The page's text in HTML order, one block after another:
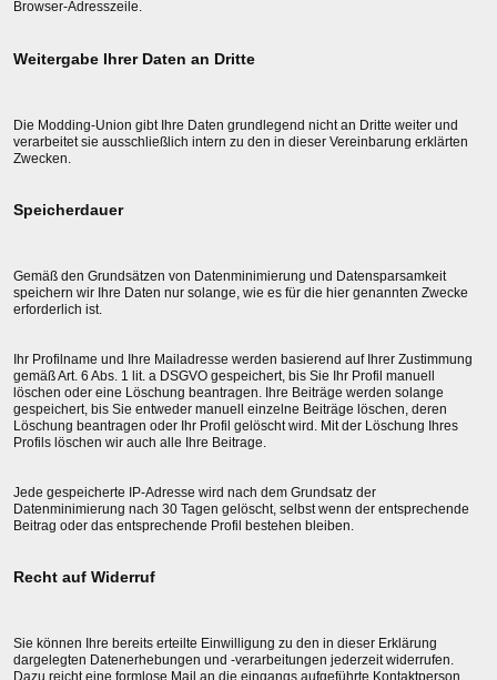
Browser-Adresszeile.
Weitergabe Ihrer Daten an Dritte
Die Modding-Union gibt Ihre Daten grundlegend nicht an Dritte weiter und
verarbeitet sie ausschließlich intern zu den in dieser Vereinbarung erklärten
Zwecken.
Speicherdauer
Gemäß den Grundsätzen von Datenminimierung und Datensparsamkeit
speichern wir Ihre Daten nur solange, wie es für die hier genannten Zwecke
erforderlich ist.
Ihr Profilname und Ihre Mailadresse werden basierend auf Ihrer Zustimmung
gemäß Art. 6 Abs. 1 lit. a DSGVO gespeichert, bis Sie Ihr Profil manuell
löschen oder eine Löschung beantragen. Ihre Beiträge werden solange
gespeichert, bis Sie entweder manuell einzelne Beiträge löschen, deren
Löschung beantragen oder Ihr Profil gelöscht wird. Mit der Löschung Ihres
Profils löschen wir auch alle Ihre Beitrage.
Jede gespeicherte IP-Adresse wird nach dem Grundsatz der
Datenminimierung nach 30 Tagen gelöscht, selbst wenn der entsprechende
Beitrag oder das entsprechende Profil bestehen bleiben.
Recht auf Widerruf
Sie können Ihre bereits erteilte Einwilligung zu den in dieser Erklärung
dargelegten Datenerhebungen und -verarbeitungen jederzeit widerrufen.
Dazu reicht eine formlose Mail an die eingangs aufgeführte Kontaktperson.